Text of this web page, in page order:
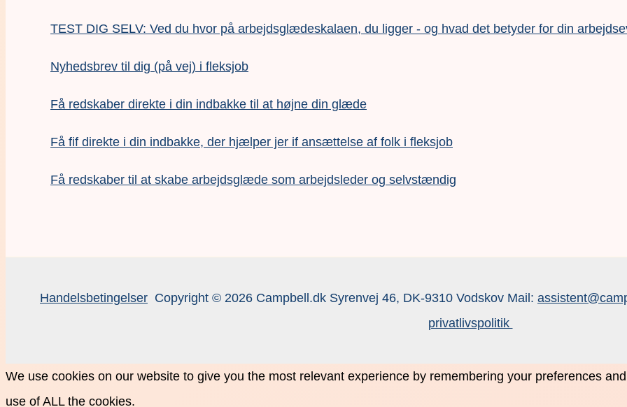
TEST DIG SELV: Ved du hvor på arbejdsglædeskalaen, du ligger - og hvad det betyder for din
Nyhedsbrev til dig (på vej) i fleksjob
Få redskaber direkte i din indbakke til at højne din glæde
Få fif direkte i din indbakke, der hjælper jer if ansættelse af folk i fleksjob
Få redskaber til at skabe arbejdsglæde som arbejdsleder og selvstændig
Handelsbetingelser Copyright © 2026 Campbell.dk Syrenvej 46, DK-9310 Vodskov Mail:
privatlivspolitik
We use cookies on our website to give you the most relevant experience by remembering your preferences
use of ALL the cookies.